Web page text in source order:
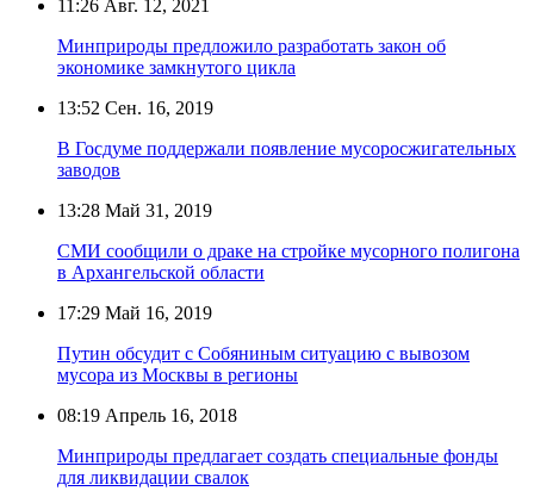
11:26 Авг. 12, 2021
Минприроды предложило разработать закон об
экономике замкнутого цикла
13:52 Сен. 16, 2019
В Госдуме поддержали появление мусоросжигательных
заводов
13:28 Май 31, 2019
СМИ сообщили о драке на стройке мусорного полигона
в Архангельской области
17:29 Май 16, 2019
Путин обсудит с Собяниным ситуацию с вывозом
мусора из Москвы в регионы
08:19 Апрель 16, 2018
Минприроды предлагает создать специальные фонды
для ликвидации свалок